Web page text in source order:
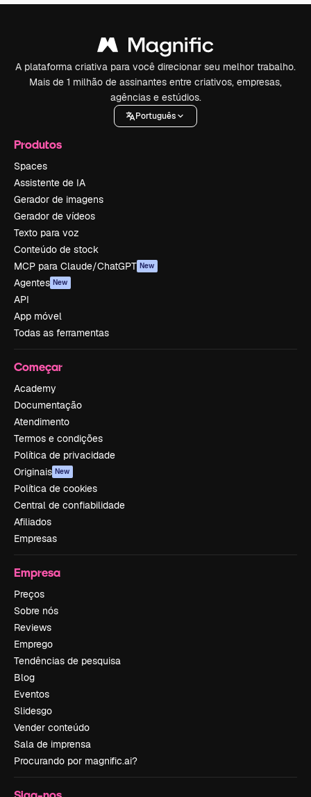
A plataforma criativa para você direcionar seu melhor trabalho.
Mais de 1 milhão de assinantes entre criativos, empresas,
agências e estúdios.
Português
Produtos
Spaces
Assistente de IA
Gerador de imagens
Gerador de vídeos
Texto para voz
Conteúdo de stock
MCP para Claude/ChatGPT New
Agentes New
API
App móvel
Todas as ferramentas
Começar
Academy
Documentação
Atendimento
Termos e condições
Política de privacidade
Originais New
Política de cookies
Central de confiabilidade
Afiliados
Empresas
Empresa
Preços
Sobre nós
Reviews
Emprego
Tendências de pesquisa
Blog
Eventos
Slidesgo
Vender conteúdo
Sala de imprensa
Procurando por magnific.ai?